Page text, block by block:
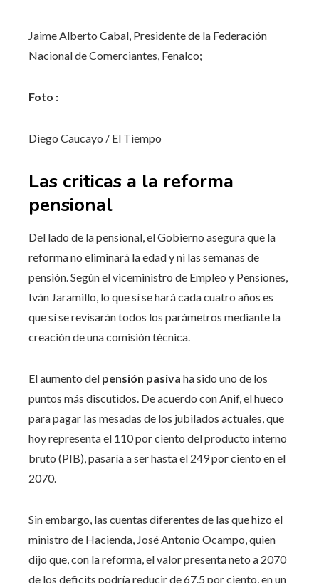
Jaime Alberto Cabal, Presidente de la Federación
Nacional de Comerciantes, Fenalco;
Foto :
Diego Caucayo / El Tiempo
Las criticas a la reforma
pensional
Del lado de la pensional, el Gobierno asegura que la
reforma no eliminará la edad y ni las semanas de
pensión. Según el viceministro de Empleo y Pensiones,
Iván Jaramillo, lo que sí se hará cada cuatro años es
que sí se revisarán todos los parámetros mediante la
creación de una comisión técnica.
El aumento del pensión pasiva ha sido uno de los
puntos más discutidos. De acuerdo con Anif, el hueco
para pagar las mesadas de los jubilados actuales, que
hoy representa el 110 por ciento del producto interno
bruto (PIB), pasaría a ser hasta el 249 por ciento en el
2070.
Sin embargo, las cuentas diferentes de las que hizo el
ministro de Hacienda, José Antonio Ocampo, quien
dijo que, con la reforma, el valor presenta neto a 2070
de los deficits podría reducir de 67.5 por ciento, en un